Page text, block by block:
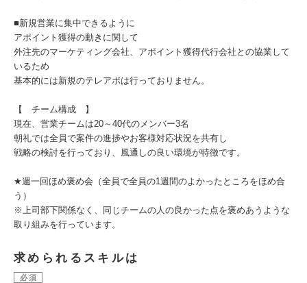
■新規営業に集中できるように
アポイント獲得の動きに関して
外注先のマーケティング会社、アポイント獲得代行会社との協業して
いるため
基本的には新規のテレアポは行っておりません。
【 チーム構成 】
現在、営業チームは20～40代のメンバー3名
朝礼では全員で案件の進捗やお客様対応状況を共有し
戦略の検討を行っており、風通しの良い環境が特徴です。
★週一回ほめ褒め会（全員で全員の1週間のよかったところをほめ合
う）
※上司部下関係なく、同じチームの人の良かった点を褒めあうような
取り組みを行っています。
求められるスキルは
必須